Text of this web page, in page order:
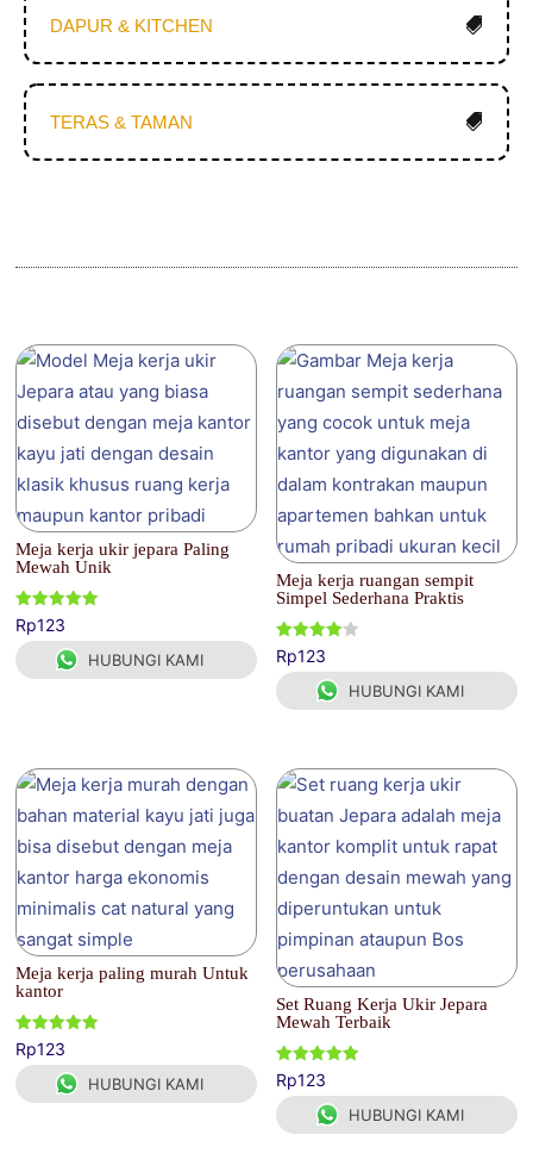
DAPUR & KITCHEN
TERAS & TAMAN
Meja kerja ukir jepara Paling
Mewah Unik
Dinilai
5.00
dari 5
Rp123
HUBUNGI KAMI
Meja kerja ruangan sempit
Simpel Sederhana Praktis
Dinilai
4.00
dari 5
Rp123
HUBUNGI KAMI
Meja kerja paling murah Untuk
kantor
Dinilai
5.00
dari 5
Rp123
HUBUNGI KAMI
Set Ruang Kerja Ukir Jepara
Mewah Terbaik
Dinilai
5.00
dari 5
Rp123
HUBUNGI KAMI